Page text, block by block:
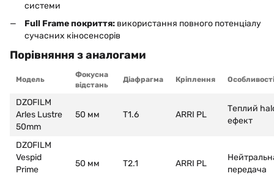
системи
Full Frame покриття: використання повного потенціалу
сучасних кіносенсорів
Порівняння з аналогами
Модель
Фокусна
відстань
Діафрагма Кріплення Особливості
DZOFILM
Arles Lustre
50mm
50 мм T1.6 ARRI PL
Теплий
ефект
DZOFILM
Vespid
Prime
50 мм T2.1 ARRI PL
передача